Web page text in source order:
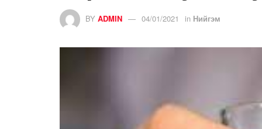
BY ADMIN 04/01/2021 in Нийгэм